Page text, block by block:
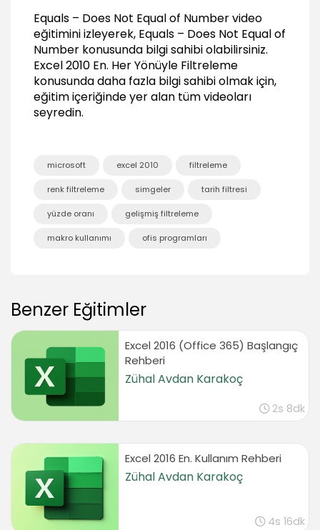
Bottom – Top Percent
01:49
Above Average – Below Average
02:23
Date Filters (Tarih Filtreleme)
Genarel Date Filter
02:04
02:09
01:40
Tomorrow – Today – Yerderday
01:18
01:23
Next Year – This Year – Last Year
01:37
Year to Date
Göre Fil
Filter by Color
02:47
Filter by Cell Icon
Equals – Does Not Equal of Number video
eğitimini izleyerek, Equals – Does Not Equal of
Number konusunda bilgi sahibi olabilirsiniz.
Excel 2010 En. Her Yönüyle Filtreleme
konusunda daha fazla bilgi sahibi olmak için,
eğitim içeriğinde yer alan tüm videoları
seyredin.
microsoft excel 2010 filtreleme
renk filtreleme simgeler tarih filtresi
yüzde oranı gelişmiş filtreleme
makro kullanımı ofis programları
Benzer Eğitimler
Excel 2016 (Office 365) Başlangıç
Rehberi
Zühal Avdan Karakoç
2s 8dk
Excel 2016 En. Kullanım Rehberi
Zühal Avdan Karakoç
4s 16dk